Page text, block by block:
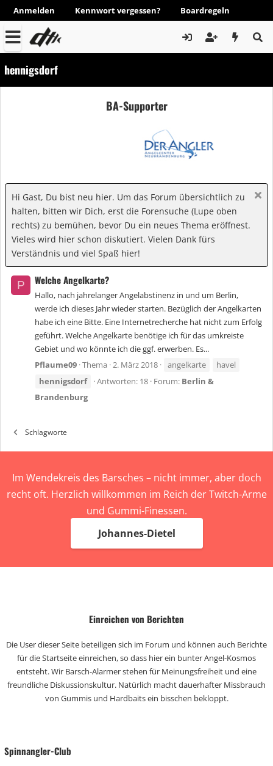
Anmelden Kennwort vergessen? Boardregeln
hennigsdorf
BA-Supporter
Hi Gast, Du bist neu hier. Um das Forum übersichtlich zu
halten, bitten wir Dich, erst die Forensuche (Lupe oben
rechts) zu bemühen, bevor Du ein neues Thema eröffnest.
Vieles wird hier schon diskutiert. Vielen Dank fürs
Verständnis und viel Spaß hier!
P Welche Angelkarte?
Hallo, nach jahrelanger Angelabstinenz in und um Berlin,
werde ich dieses Jahr wieder starten. Bezüglich der Angelkarten
habe ich eine Bitte. Eine Internetrecherche hat nicht zum Erfolg
geführt. Welche Angelkarte benötige ich für das umkreiste
Gebiet und wo könnte ich die ggf. erwerben. Es...
Pflaume09 Thema 2. März 2018 angelkarte
havel
hennigsdorf
Antworten: 18 Forum: Berlin &
Brandenburg
Schlagworte
Im Wendekreis des Barsches – nicht immer, aber doch
recht oft. Herzlich willkommen im Reich der Twitch-Arme
und Gummi-Finessen.
Johannes-Dietel
Einreichen von Berichten
Die User dieser Seite beteiligen sich im Forum und können auch Berichte
für die Startseite einreichen, so dass hier ein bunter Angel-Kosmos
entsteht. Wir Barsch-Alarmer stehen für Meinungsfreiheit und eine
freundliche Diskussionskultur. Natürlich macht dauerhafter Missbrauch
von Gummis und Hardbaits ein bisschen bekloppt.
Spinnangler-Club